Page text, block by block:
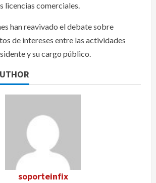
licencias comerciales.
han reavivado el debate sobre
de intereses entre las actividades
y su cargo público.
soporteinfix